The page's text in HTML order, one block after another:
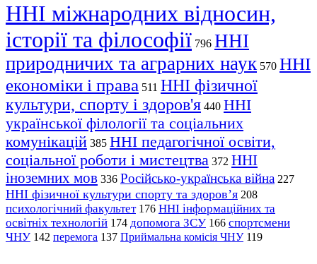
ННІ міжнародних відносин,
історії та філософії 796 ННІ
природничих та аграрних наук 570 ННІ
економіки і права 511 ННІ фізичної
культури, спорту і здоров'я 440 ННІ
української філології та соціальних
комунікацій 385 ННІ педагогічної освіти,
соціальної роботи і мистецтва 372 ННІ
іноземних мов 336 Російсько-українська війна 227
ННІ фізичної культури спорту та здоров’я 208
психологічний факультет 176 ННІ інформаційних та
освітніх технологій 174 допомога ЗСУ 166 спортсмени
ЧНУ 142 перемога 137 Приймальна комісія ЧНУ 119